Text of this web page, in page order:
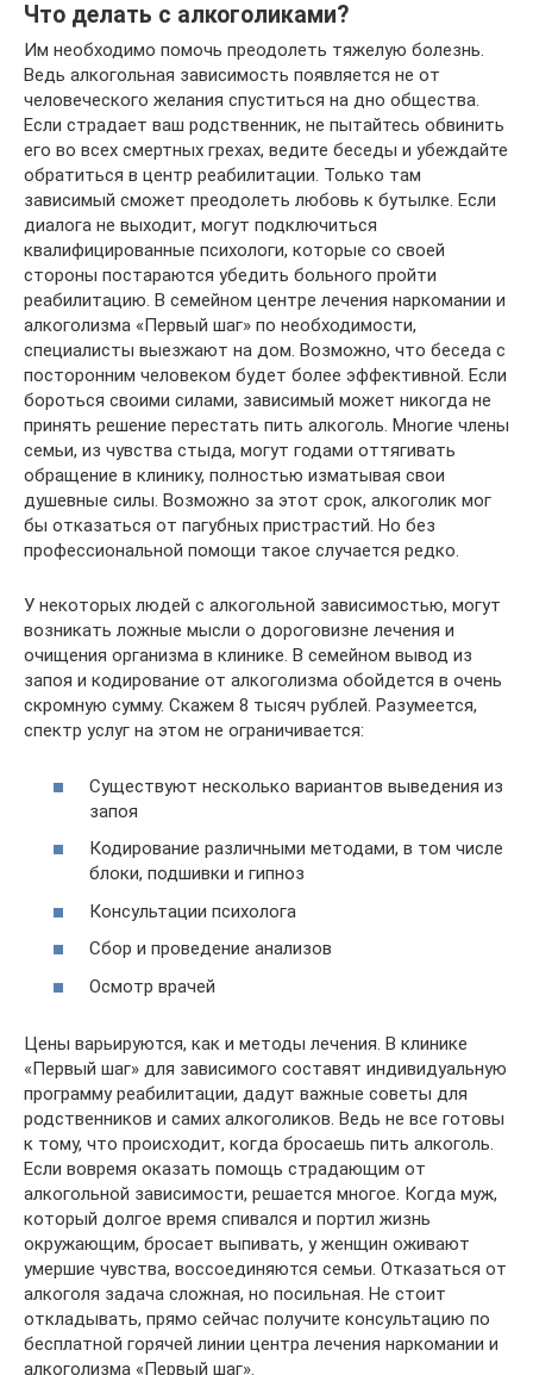
Что делать с алкоголиками?
Им необходимо помочь преодолеть тяжелую болезнь.
Ведь алкогольная зависимость появляется не от
человеческого желания спуститься на дно общества.
Если страдает ваш родственник, не пытайтесь обвинить
его во всех смертных грехах, ведите беседы и убеждайте
обратиться в центр реабилитации. Только там
зависимый сможет преодолеть любовь к бутылке. Если
диалога не выходит, могут подключиться
квалифицированные психологи, которые со своей
стороны постараются убедить больного пройти
реабилитацию. В семейном центре лечения наркомании и
алкоголизма «Первый шаг» по необходимости,
специалисты выезжают на дом. Возможно, что беседа с
посторонним человеком будет более эффективной. Если
бороться своими силами, зависимый может никогда не
принять решение перестать пить алкоголь. Многие члены
семьи, из чувства стыда, могут годами оттягивать
обращение в клинику, полностью изматывая свои
душевные силы. Возможно за этот срок, алкоголик мог
бы отказаться от пагубных пристрастий. Но без
профессиональной помощи такое случается редко.
У некоторых людей с алкогольной зависимостью, могут
возникать ложные мысли о дороговизне лечения и
очищения организма в клинике. В семейном вывод из
запоя и кодирование от алкоголизма обойдется в очень
скромную сумму. Скажем 8 тысяч рублей. Разумеется,
спектр услуг на этом не ограничивается:
Существуют несколько вариантов выведения из
запоя
Кодирование различными методами, в том числе
блоки, подшивки и гипноз
Консультации психолога
Сбор и проведение анализов
Осмотр врачей
Цены варьируются, как и методы лечения. В клинике
«Первый шаг» для зависимого составят индивидуальную
программу реабилитации, дадут важные советы для
родственников и самих алкоголиков. Ведь не все готовы
к тому, что происходит, когда бросаешь пить алкоголь.
Если вовремя оказать помощь страдающим от
алкогольной зависимости, решается многое. Когда муж,
который долгое время спивался и портил жизнь
окружающим, бросает выпивать, у женщин оживают
умершие чувства, воссоединяются семьи. Отказаться от
алкоголя задача сложная, но посильная. Не стоит
откладывать, прямо сейчас получите консультацию по
бесплатной горячей линии центра лечения наркомании и
алкоголизма «Первый шаг».